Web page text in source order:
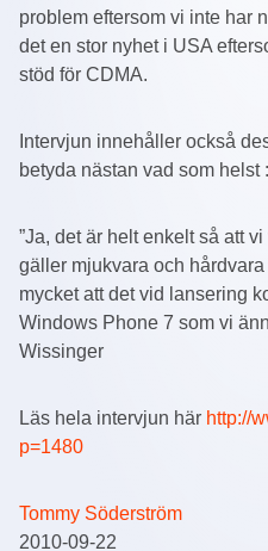
problem eftersom vi inte har
det en stor nyhet i USA
stöd för CDMA.
Intervjun innehåller också
betyda nästan vad som helst :
”Ja, det är helt enkelt så att
gäller mjukvara och
mycket att det vid lansering
Windows Phone 7 som vi
Wissinger
Läs hela intervjun här http://
p=1480
Tommy Söderström
2010-09-22